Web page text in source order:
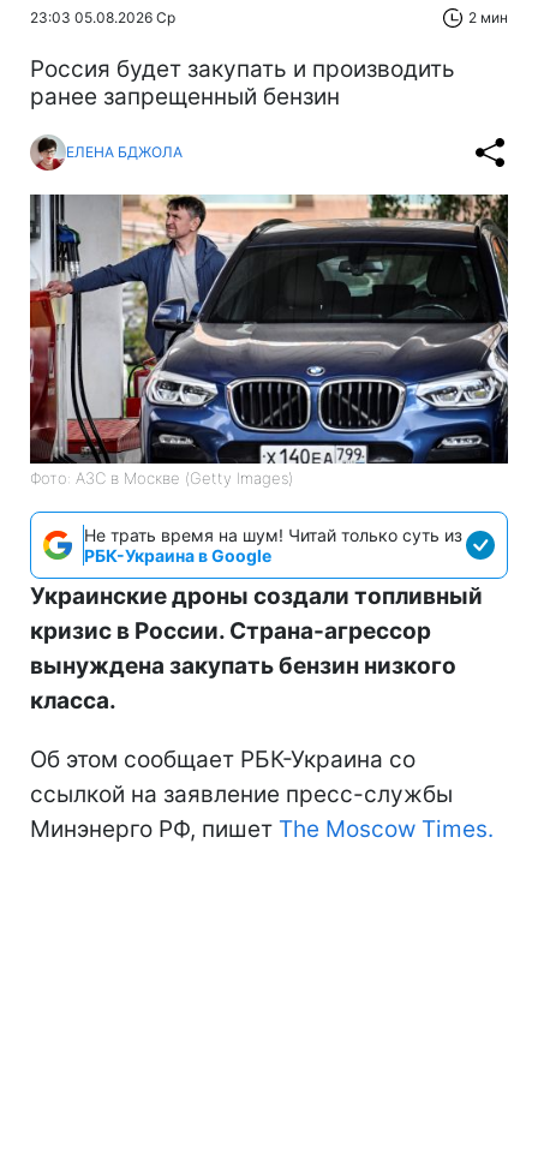
23:03 05.08.2026 Ср 2 мин
Россия будет закупать и производить
ранее запрещенный бензин
ЕЛЕНА БДЖОЛА
Фото: АЗС в Москве (Getty Images)
Не трать время на шум! Читай только суть из
РБК-Украина в Google
Украинские дроны создали топливный
кризис в России. Страна-агрессор
вынуждена закупать бензин низкого
класса.
Об этом сообщает РБК-Украина со
ссылкой на заявление пресс-службы
Минэнерго РФ, пишет The Moscow Times.